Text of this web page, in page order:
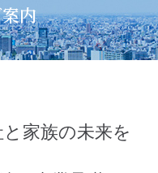
内
家族の未来を